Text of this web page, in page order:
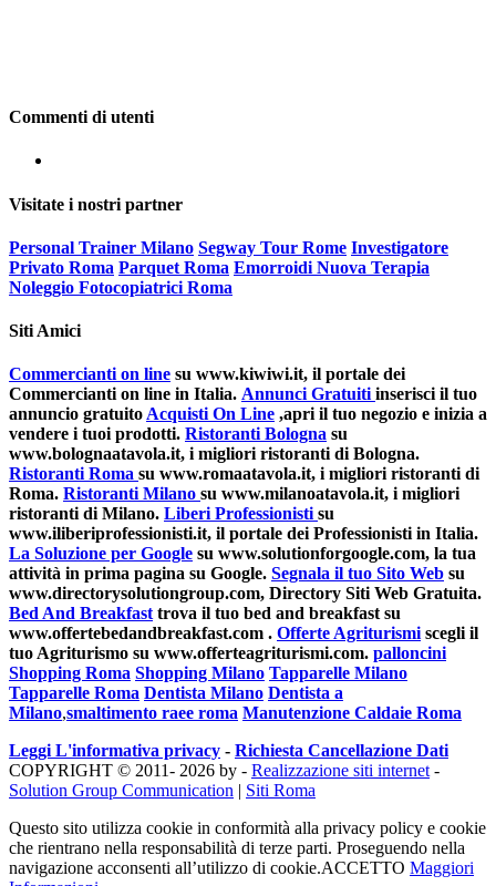
Commenti di utenti
Visitate i nostri partner
Personal Trainer Milano Segway Tour Rome Investigatore
Privato Roma Parquet Roma Emorroidi Nuova Terapia
Noleggio Fotocopiatrici Roma
Siti Amici
Commercianti on line su www.kiwiwi.it, il portale dei
Commercianti on line in Italia. Annunci Gratuitiinserisci il tuo
annuncio gratuitoAcquisti On Line ,apri il tuo negozio e inizia a
vendere i tuoi prodotti. Ristoranti Bologna su
www.bolognaatavola.it, i migliori ristoranti di Bologna.
Ristoranti Roma su www.romaatavola.it, i migliori ristoranti di
Roma. Ristoranti Milano su www.milanoatavola.it, i migliori
ristoranti di Milano. Liberi Professionistisu
www.iliberiprofessionisti.it, il portale dei Professionisti in Italia.
La Soluzione per Google su www.solutionforgoogle.com, la tua
attività in prima pagina su Google. Segnala il tuo Sito Web su
www.directorysolutiongroup.com, Directory Siti Web Gratuita.
Bed And Breakfasttrova il tuo bed and breakfast su
www.offertebedandbreakfast.com . Offerte Agriturismiscegli il
tuo Agriturismo su www.offerteagriturismi.com. palloncini
Shopping Roma Shopping Milano Tapparelle Milano
Tapparelle Roma Dentista Milano Dentista a
Milano,smaltimento raee roma Manutenzione Caldaie Roma
Leggi L'informativa privacy - Richiesta Cancellazione Dati
COPYRIGHT © 2011- 2026 by - Realizzazione siti internet-
Solution Group Communication | Siti Roma
Questo sito utilizza cookie in conformità alla privacy policy e cookie
che rientrano nella responsabilità di terze parti. Proseguendo nella
navigazione acconsenti all’utilizzo di cookie.ACCETTO Maggiori